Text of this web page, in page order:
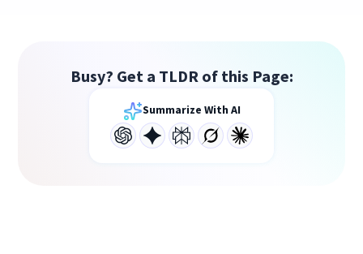
Busy? Get a TLDR of this Page:
Summarize With AI